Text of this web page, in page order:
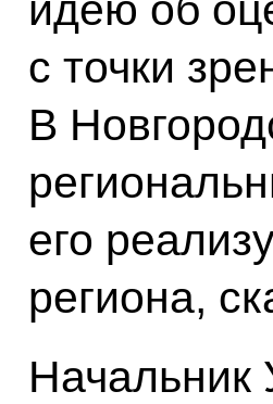
с точки
В
его
региона,
Начальник